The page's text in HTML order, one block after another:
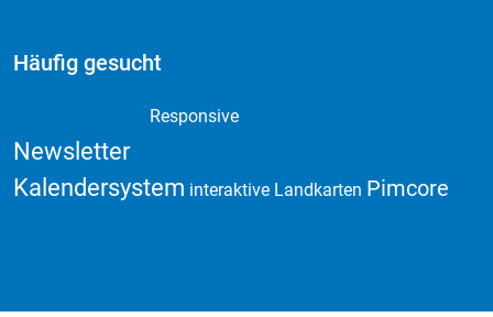
Häufig gesucht
Responsive
Newsletter
Kalendersystem interaktive Landkarten Pimcore